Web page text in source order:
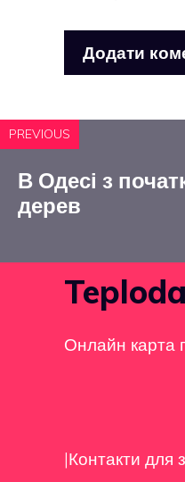
PREVIOUS
В Одесі з
дерев
Онлайн карта
|Контакти для